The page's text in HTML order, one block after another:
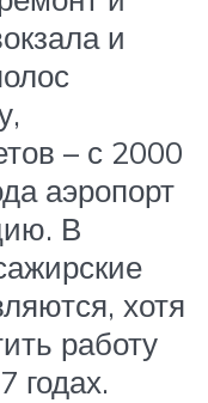
и
– с 2000
аэропорт
В
хотя
работу
годах.